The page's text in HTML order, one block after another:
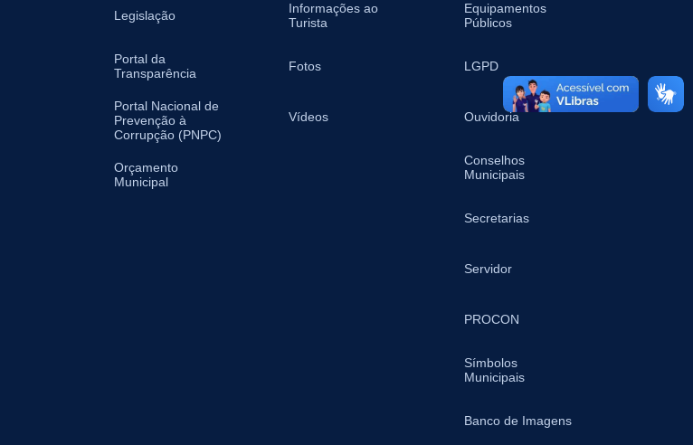
Legislação
Portal da
Transparência
Portal Nacional de
Prevenção à
Corrupção (PNPC)
Orçamento
Municipal
Informações ao
Turista
Fotos
Vídeos
Equipamentos
Públicos
LGPD
Ouvidoria
Conselhos
Municipais
Secretarias
Servidor
PROCON
Símbolos
Municipais
Banco de Imagens